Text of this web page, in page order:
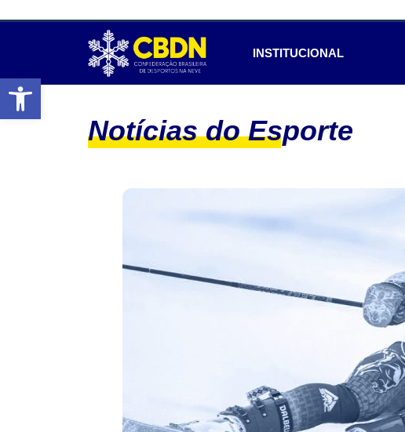
Abrir a barra de ferramentas
INSTITUCIONAL
Notícias do Esporte